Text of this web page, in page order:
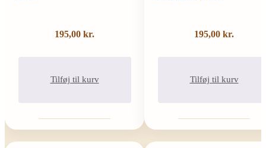
195,00 kr.
Tilføj til kurv
195,00 kr.
Tilføj til kurv